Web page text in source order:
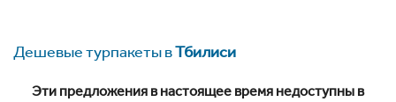
Дешевые турпакеты вТбилиси
Эти предложения в настоящее время недоступны в